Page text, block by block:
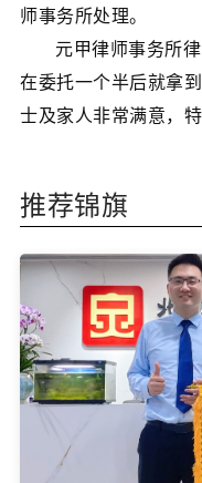
师事务所处理。
元甲律师事务所
在委托一个半后就拿
士及家人非常满意，
推荐锦旗